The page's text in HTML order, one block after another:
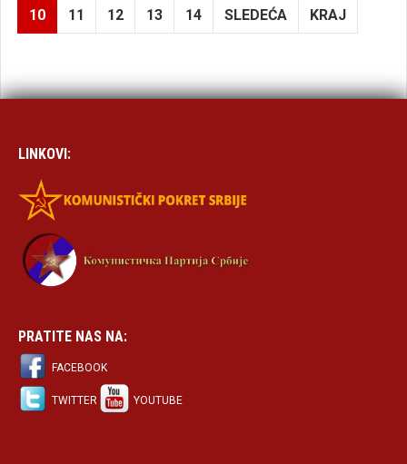
10 11 12 13 14 SLEDEĆA KRAJ
LINKOVI:
PRATITE NAS NA:
FACEBOOK
TWITTER YOUTUBE